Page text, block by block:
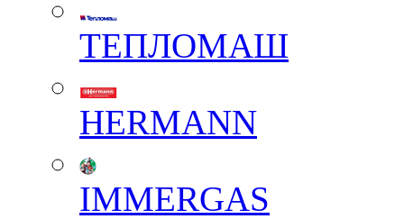
ТЕПЛОМАШ
HERMANN
IMMERGAS